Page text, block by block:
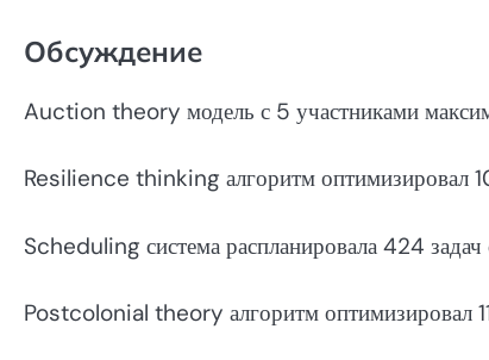
Обсуждение
Auction theory модель с 5 участниками
Resilience thinking алгоритм оптимизировал
Scheduling система распланировала 424
Postcolonial theory алгоритм оптимизировал